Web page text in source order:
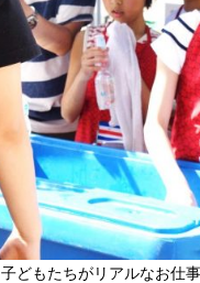
どもたちがリアルなお仕